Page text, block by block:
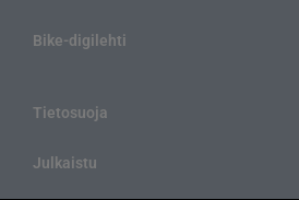
Bike-digilehti
Tietosuoja
Julkaistu